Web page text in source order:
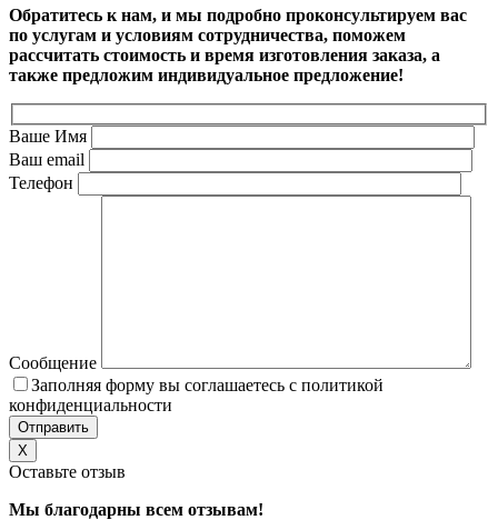
Обратитесь к нам, и мы подробно проконсультируем вас
по услугам и условиям сотрудничества, поможем
рассчитать стоимость и время изготовления заказа, а
также предложим индивидуальное предложение!
Ваше Имя
Ваш email
Телефон
Сообщение
Заполняя форму вы соглашаетесь с политикой
конфиденциальности
X
Оставьте отзыв
Мы благодарны всем отзывам!